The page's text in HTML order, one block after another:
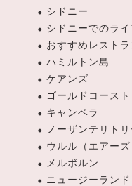
シドニー
シドニーでのラ
おすすめレスト
ハミルトン島
ケアンズ
ゴールドコースト
キャンベラ
ノーザンテリトリ
ウルル（エアーズ
メルボルン
ニュージーラン